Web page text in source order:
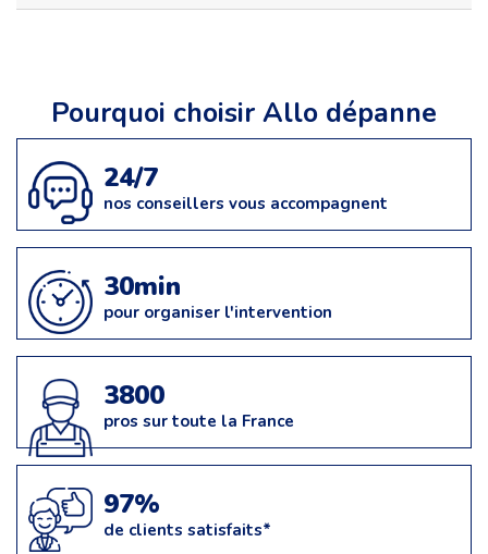
Pourquoi choisir Allo dépanne
24/7
nos conseillers vous accompagnent
30min
pour organiser l'intervention
3800
pros sur toute la France
97%
de clients satisfaits*